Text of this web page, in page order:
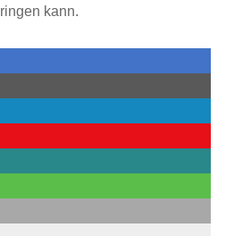
kann.